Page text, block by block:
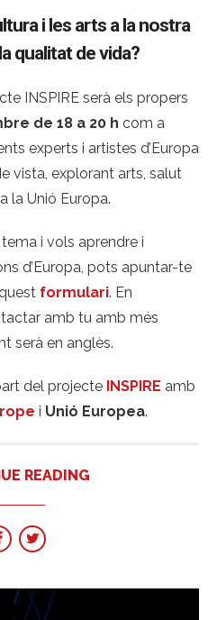
i les arts a la nostra
qualitat de vida?
INSPIRE serà els propers
de 18 a 20 h com a
experts i artistes d’Europa
vista, explorant arts, salut
la Unió Europa.
i vols aprendre i
d’Europa, pots apuntar-te
formulari. En
amb tu amb més
serà en anglès.
del projecte INSPIRE amb
i Unió Europea.
READING